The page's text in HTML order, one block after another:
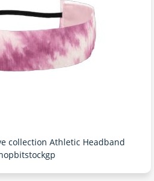
collection Athletic Headband